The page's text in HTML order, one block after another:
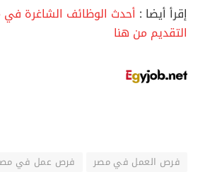
إقرأ أيضا : أحدث الوظائف الشاغرة في
التقديم من هنا
فرص العمل في مصر فرص عمل في